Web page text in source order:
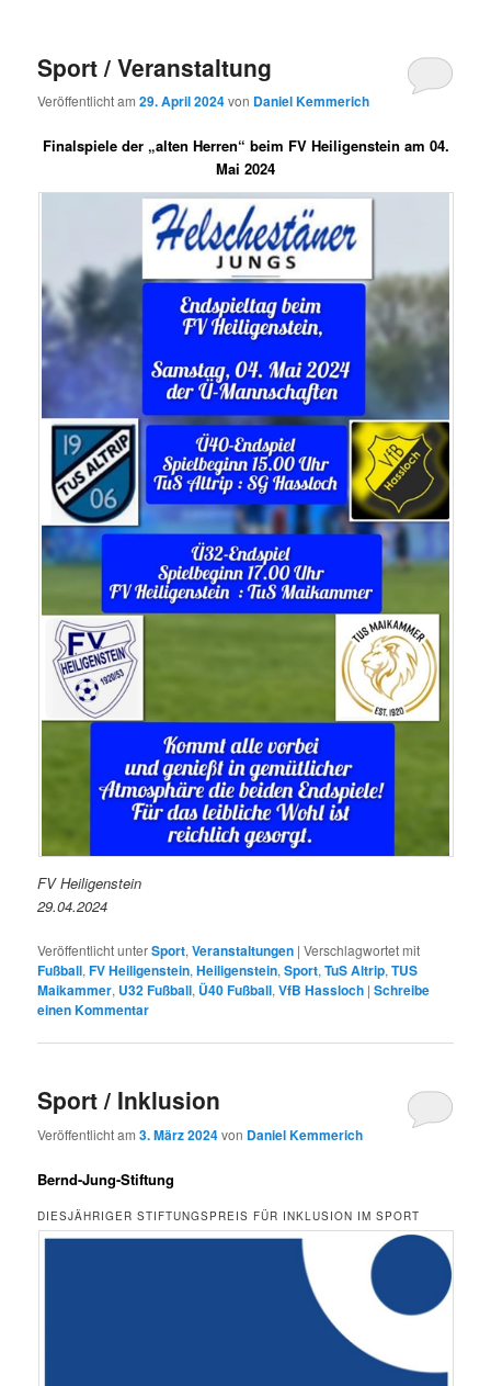
Sport / Veranstaltung
Veröffentlicht am29. April 2024von Daniel Kemmerich
Finalspiele der „alten Herren“ beim FV Heiligenstein am 04.
Mai 2024
FV Heiligenstein
29.04.2024
Veröffentlicht unterSport,Veranstaltungen |Verschlagwortet mit
Fußball,FV Heiligenstein,Heiligenstein,Sport,TuS Altrip,TUS
Maikammer, U32 Fußball, Ü40 Fußball,VfB Hassloch |Schreibe
einen Kommentar
Sport / Inklusion
Veröffentlicht am3. März 2024von Daniel Kemmerich
Bernd-Jung-Stiftung
DIESJÄHRIGER STIFTUNGSPREIS FÜR INKLUSION IM SPORT